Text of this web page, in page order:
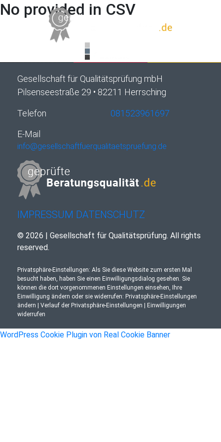
No provided in CSV
Gesellschaft für Qualitätsprüfung mbH
Pilsenseestraße 29 • 82211 Herrsching
Telefon
081523961697
E-Mail
info@gesellschaftfuerqualitaetspruefung.de
IMPRESSUM DATENSCHUTZ
© 2026 | Gesellschaft für Qualitätsprüfung. All rights
reserved.
Privatsphäre-Einstellungen: Als Sie diese Website zum ersten Mal
besucht haben, haben Sie einen Einwilligungsdialog gesehen. Sie
können die dort vorgenommenen Einstellungen einsehen, Ihre
Einwilligung ändern oder sie widerrufen: Privatsphäre-Einstellungen
ändern
Verlauf der Privatsphäre-Einstellungen
Einwilligungen
widerrufen
WordPress Cookie Plugin von Real Cookie Banner